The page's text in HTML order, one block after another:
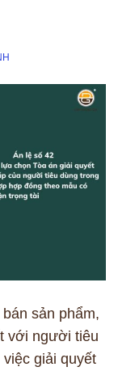
sản phẩm,
với người tiêu
giải quyết